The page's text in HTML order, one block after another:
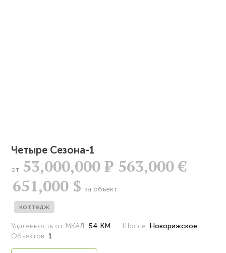
Четыре Сезона-1
от 53,000,000Р 563,000 €
651,000 $ за объект
коттедж
Удаленность от МКАД: 54 КМ Шоссе: Новорижское
Объектов: 1